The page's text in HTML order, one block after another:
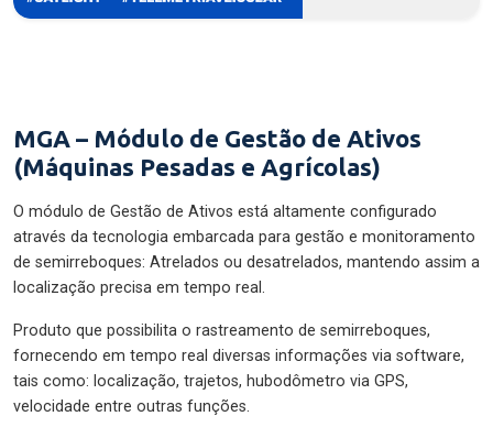
MGA – Módulo de Gestão de Ativos
(Máquinas Pesadas e Agrícolas)
O módulo de Gestão de Ativos está altamente configurado
através da tecnologia embarcada para gestão e monitoramento
de semirreboques: Atrelados ou desatrelados, mantendo assim a
localização precisa em tempo real.
Produto que possibilita o rastreamento de semirreboques,
fornecendo em tempo real diversas informações via software,
tais como: localização, trajetos, hubodômetro via GPS,
velocidade entre outras funções.